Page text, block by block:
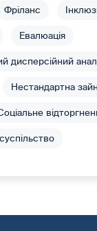
Фріланс
Евалюація
дисперсійний
Нестандартна